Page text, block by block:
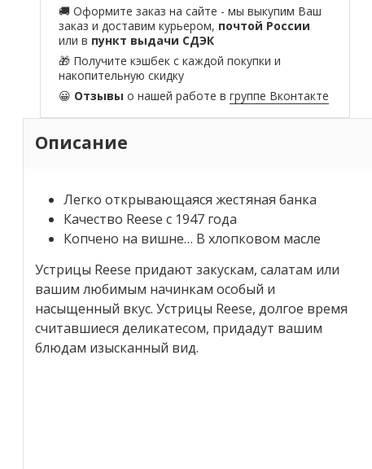
🚚 Оформите заказ на сайте - мы выкупим Ваш
заказ и доставим курьером, почтой России
или в пункт выдачи СДЭК
🎁 Получите кэшбек с каждой покупки и
накопительную скидку
😀 Отзывы о нашей работе вгруппе Вконтакте
Описание
Легко открывающаяся жестяная банка
Качество Reese с 1947 года
Копчено на вишне… В хлопковом масле
Устрицы Reese придают закускам, салатам или
вашим любимым начинкам особый и
насыщенный вкус. Устрицы Reese, долгое время
считавшиеся деликатесом, придадут вашим
блюдам изысканный вид.